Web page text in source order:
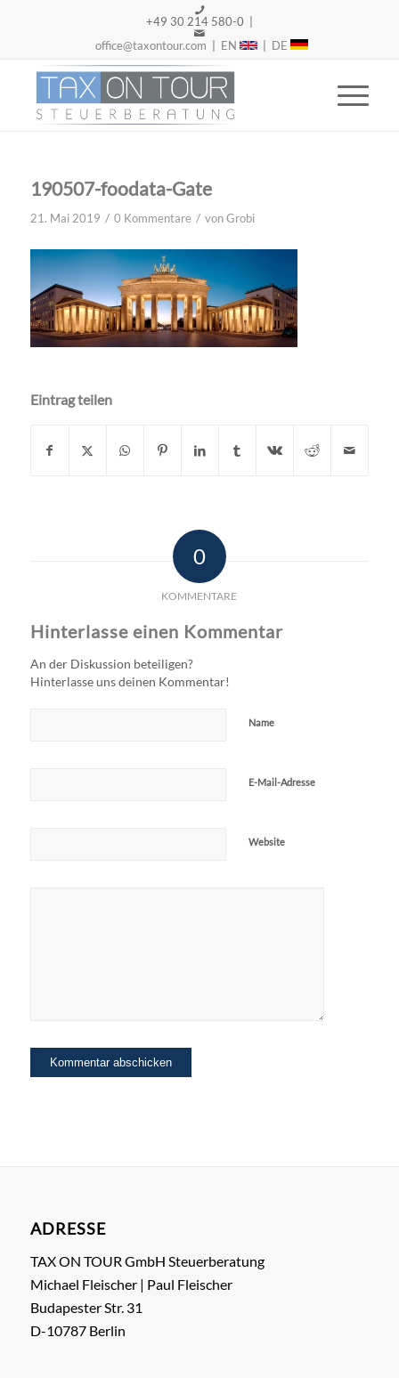
+49 30 214 580-0 |
office@taxontour.com
EN DE
190507-foodata-Gate
21. Mai 2019 / 0 Kommentare / vonGrobi
Eintrag teilen
0
KOMMENTARE
Hinterlasse einen Kommentar
An der Diskussion beteiligen?
Hinterlasse uns deinen Kommentar!
Name
E-Mail-Adresse
Website
ADRESSE
TAX ON TOUR GmbH Steuerberatung
Michael Fleischer | Paul Fleischer
Budapester Str. 31
D-10787 Berlin